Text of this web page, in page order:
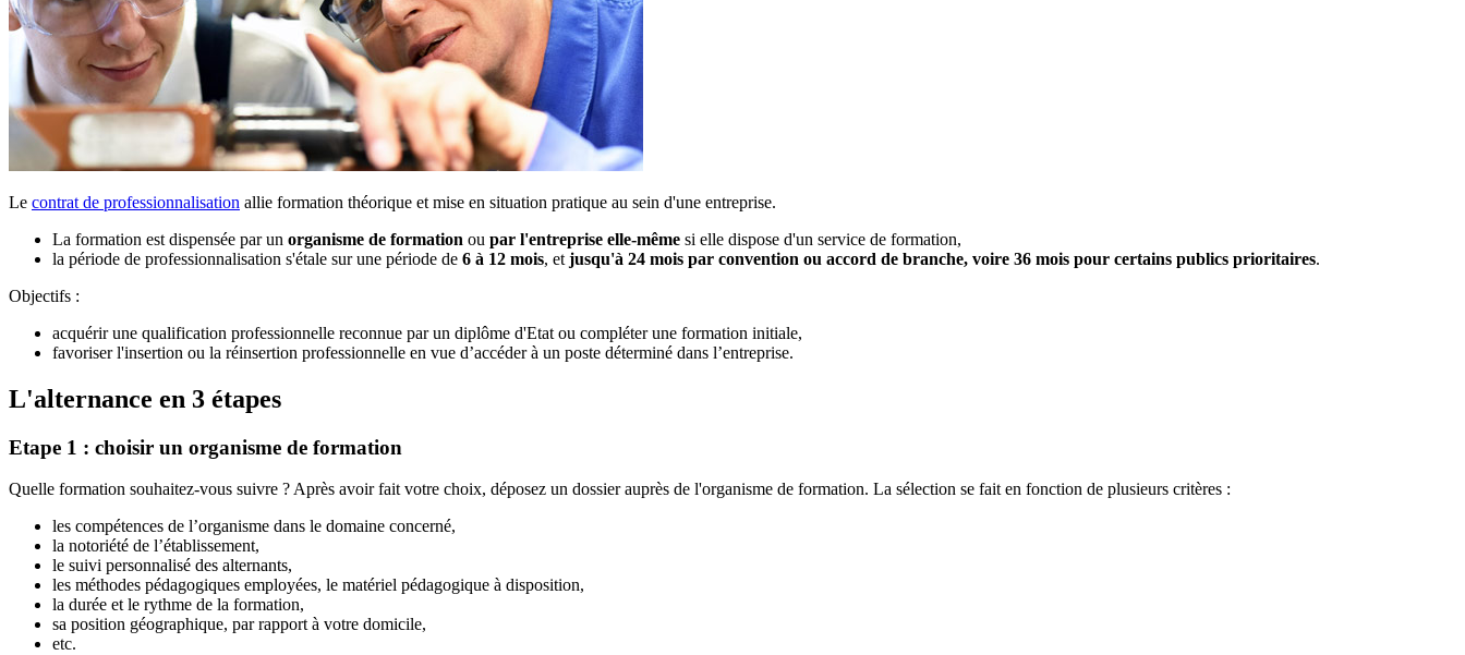
Le contrat de professionnalisation allie formation théorique et mise en situation pratique au sein d'une entreprise.
La formation est dispensée par un organisme de formation ou par l'entreprise elle-même si elle dispose d'un service de formation,
la période de professionnalisation s'étale sur une période de 6 à 12 mois, et jusqu'à 24 mois par convention ou accord de branche, voire 36 mois pour certains publics prioritaires.
Objectifs :
acquérir une qualification professionnelle reconnue par un diplôme d'Etat ou compléter une formation initiale,
favoriser l'insertion ou la réinsertion professionnelle en vue d’accéder à un poste déterminé dans l’entreprise.
L'alternance en 3 étapes
Etape 1 : choisir un organisme de formation
Quelle formation souhaitez-vous suivre ? Après avoir fait votre choix, déposez un dossier auprès de l'organisme de formation. La sélection se fait en fonction de plusieurs critères :
les compétences de l’organisme dans le domaine concerné,
la notoriété de l’établissement,
le suivi personnalisé des alternants,
les méthodes pédagogiques employées, le matériel pédagogique à disposition,
la durée et le rythme de la formation,
sa position géographique, par rapport à votre domicile,
etc.